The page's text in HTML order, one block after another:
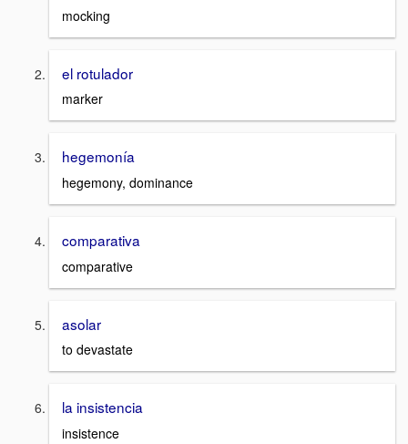
mocking
el rotulador
marker
hegemonía
hegemony, dominance
comparativa
comparative
asolar
to devastate
la insistencia
insistence